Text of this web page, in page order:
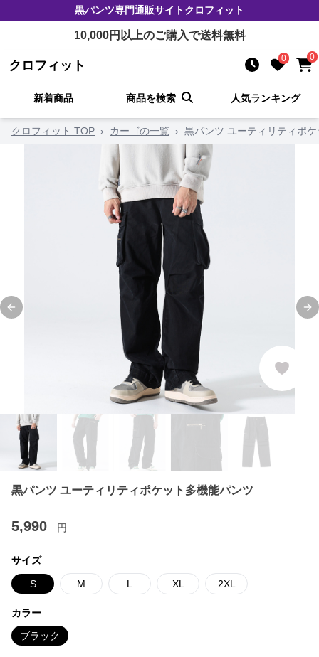
黒パンツ専門通販サイトクロフィット
10,000円以上のご購入で送料無料
クロフィット 0 0
新着商品 商品を検索 人気ランキング
クロフィット TOP › カーゴの一覧 › 黒パンツ ユーティリティポ
Previous slide
黒パンツ ユーティリティポケット多機能パンツ
5,990 円
サイズ
S M L XL 2XL
カラー
ブラック